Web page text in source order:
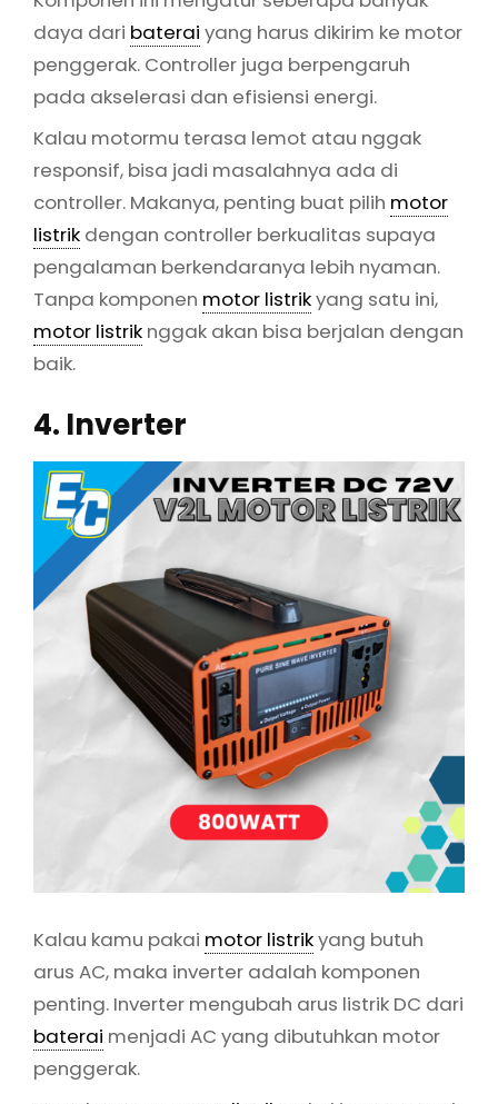
daya dari baterai yang harus dikirim ke motor
penggerak. Controller juga berpengaruh
pada akselerasi dan efisiensi energi.
Kalau motormu terasa lemot atau nggak
responsif, bisa jadi masalahnya ada di
controller. Makanya, penting buat pilih motor
listrik dengan controller berkualitas supaya
pengalaman berkendaranya lebih nyaman.
Tanpa komponen motor listrikyang satu ini,
motor listrik nggak akan bisa berjalan dengan
baik.
4. Inverter
Kalau kamu pakai motor listrikyang butuh
arus AC, maka inverter adalah komponen
penting. Inverter mengubah arus listrik DC dari
baterai menjadi AC yang dibutuhkan motor
penggerak.